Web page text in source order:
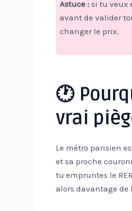
Astuce :si tu veux
avant de valider
changer le prix.
🕐
vrai
Le métro parisien
et sa proche
tu empruntes le
alors davantage de